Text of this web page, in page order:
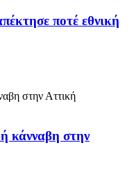
ποτέ εθνική
κάνναβη στην